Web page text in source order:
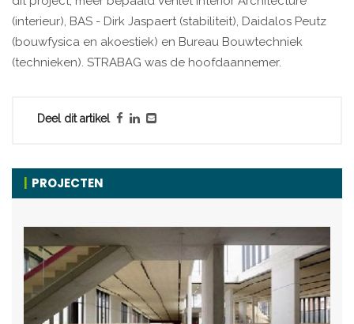
(interieur), BAS - Dirk Jaspaert (stabiliteit), Daidalos Peutz
(bouwfysica en akoestiek) en Bureau Bouwtechniek
(technieken). STRABAG was de hoofdaannemer.
Deel dit artikel
PROJECTEN